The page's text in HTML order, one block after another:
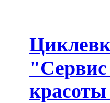
"Сервис